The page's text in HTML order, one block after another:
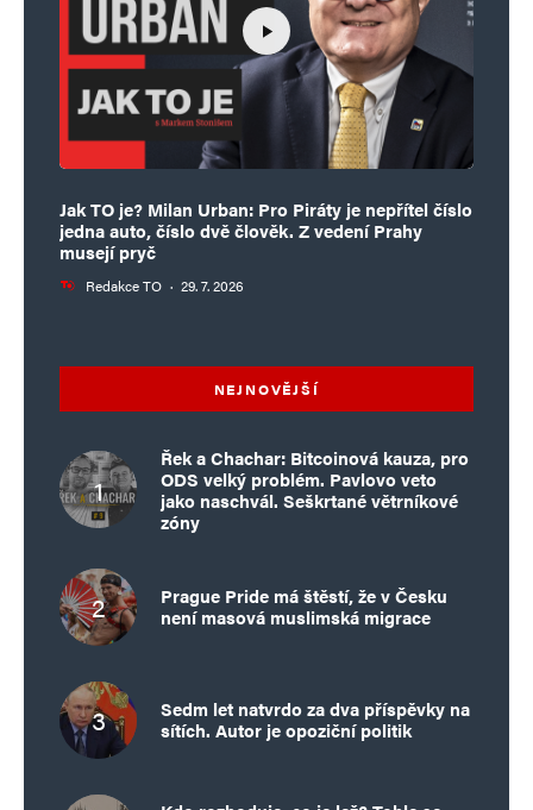
Jak TO je? Milan Urban: Pro Piráty je nepřítel číslo
jedna auto, číslo dvě člověk. Z vedení Prahy
musejí pryč
Redakce TO · 29. 7. 2026
NEJNOVĚJŠÍ
Řek a Chachar: Bitcoinová kauza, pro
ODS velký problém. Pavlovo veto
jako naschvál. Seškrtané větrníkové
zóny
Prague Pride má štěstí, že v Česku
není masová muslimská migrace
Sedm let natvrdo za dva příspěvky na
sítích. Autor je opoziční politik